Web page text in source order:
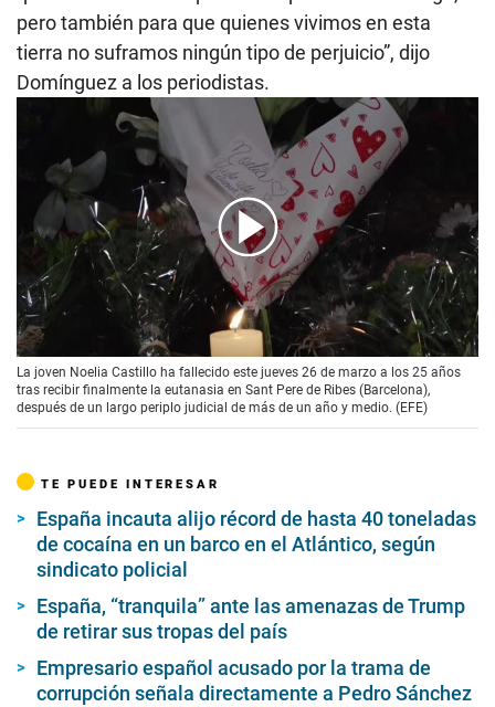
pero también para que quienes vivimos en esta
tierra no suframos ningún tipo de perjuicio”, dijo
Domínguez a los periodistas.
00:00 02:04
La joven Noelia Castillo ha fallecido este jueves 26 de marzo a los 25 años
tras recibir finalmente la eutanasia en Sant Pere de Ribes (Barcelona),
después de un largo periplo judicial de más de un año y medio. (EFE)
TE PUEDE INTERESAR
España incauta alijo récord de hasta 40 toneladas
de cocaína en un barco en el Atlántico, según
sindicato policial
España, “tranquila” ante las amenazas de Trump
de retirar sus tropas del país
Empresario español acusado por la trama de
corrupción señala directamente a Pedro Sánchez